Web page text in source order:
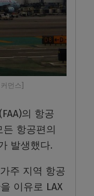
먼스]
의 항공
항공편의
발생했다.
주 지역 항공
이유로 LAX